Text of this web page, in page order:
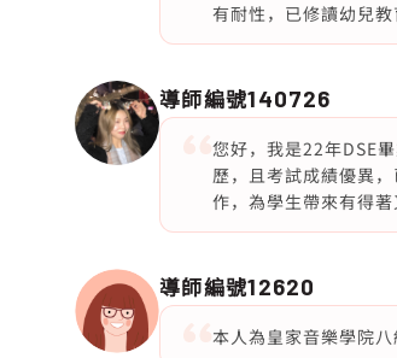
有耐性，已修讀幼兒教
導師編號140726
您好，我是22年DSE
歷，且考試成績優異
作，為學生帶來有得著
導師編號12620
本人為皇家音樂學院